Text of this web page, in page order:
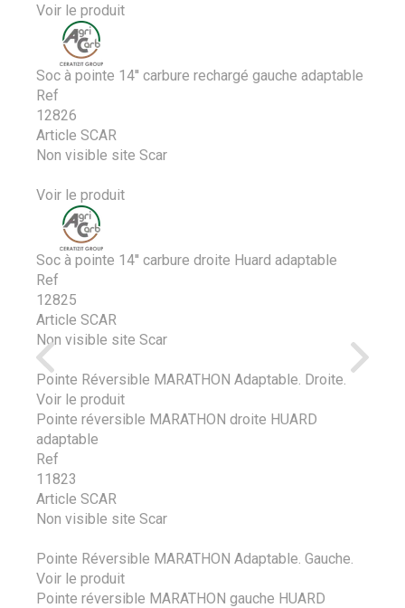
Voir le produit
Soc à pointe 14'' carbure rechargé gauche adaptable
Ref
12826
Article SCAR
Non visible site Scar
Voir le produit
Soc à pointe 14'' carbure droite Huard adaptable
Ref
12825
Article SCAR
Non visible site Scar
Pointe Réversible MARATHON Adaptable. Droite.
Voir le produit
Pointe réversible MARATHON droite HUARD
adaptable
Ref
11823
Article SCAR
Non visible site Scar
Pointe Réversible MARATHON Adaptable. Gauche.
Voir le produit
Pointe réversible MARATHON gauche HUARD